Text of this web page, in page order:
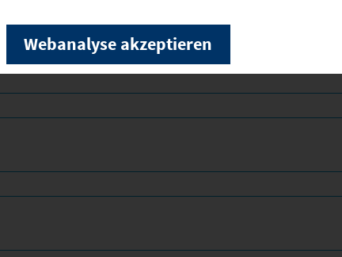
330
Webanalyse akzeptieren